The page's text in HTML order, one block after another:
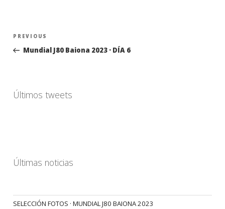
Navegación
entradas
Previous
Post
PREVIOUS
Mundial J80 Baiona 2023 · DÍA 6
Últimos tweets
Últimas noticias
SELECCIÓN FOTOS · MUNDIAL J80 BAIONA 2023